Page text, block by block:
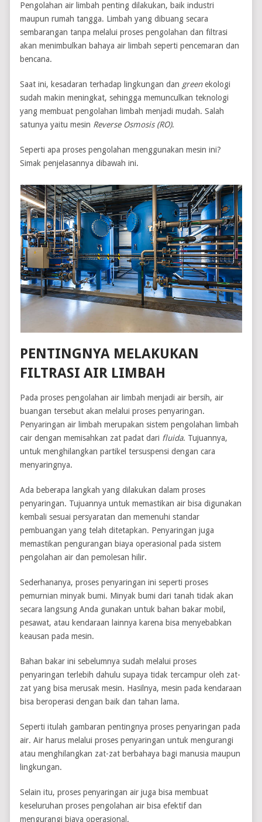
Pengolahan air limbah penting dilakukan, baik industri
maupun rumah tangga. Limbah yang dibuang secara
sembarangan tanpa melalui proses pengolahan dan filtrasi
akan menimbulkan bahaya air limbah seperti pencemaran dan
bencana.
Saat ini, kesadaran terhadap lingkungan dan greenekologi
sudah makin meningkat, sehingga memunculkan teknologi
yang membuat pengolahan limbah menjadi mudah. Salah
satunya yaitu mesin Reverse Osmosis (RO).
Seperti apa proses pengolahan menggunakan mesin ini?
Simak penjelasannya dibawah ini.
PENTINGNYA MELAKUKAN
FILTRASI AIR LIMBAH
Pada proses pengolahan air limbah menjadi air bersih, air
buangan tersebut akan melalui proses penyaringan.
Penyaringan air limbah merupakan sistem pengolahan limbah
cair dengan memisahkan zat padat dari fluida. Tujuannya,
untuk menghilangkan partikel tersuspensi dengan cara
menyaringnya.
Ada beberapa langkah yang dilakukan dalam proses
penyaringan. Tujuannya untuk memastikan air bisa digunakan
kembali sesuai persyaratan dan memenuhi standar
pembuangan yang telah ditetapkan. Penyaringan juga
memastikan pengurangan biaya operasional pada sistem
pengolahan air dan pemolesan hilir.
Sederhananya, proses penyaringan ini seperti proses
pemurnian minyak bumi. Minyak bumi dari tanah tidak akan
secara langsung Anda gunakan untuk bahan bakar mobil,
pesawat, atau kendaraan lainnya karena bisa menyebabkan
keausan pada mesin.
Bahan bakar ini sebelumnya sudah melalui proses
penyaringan terlebih dahulu supaya tidak tercampur oleh zat-
zat yang bisa merusak mesin. Hasilnya, mesin pada kendaraan
bisa beroperasi dengan baik dan tahan lama.
Seperti itulah gambaran pentingnya proses penyaringan pada
air. Air harus melalui proses penyaringan untuk mengurangi
atau menghilangkan zat-zat berbahaya bagi manusia maupun
lingkungan.
Selain itu, proses penyaringan air juga bisa membuat
keseluruhan proses pengolahan air bisa efektif dan
mengurangi biaya operasional.